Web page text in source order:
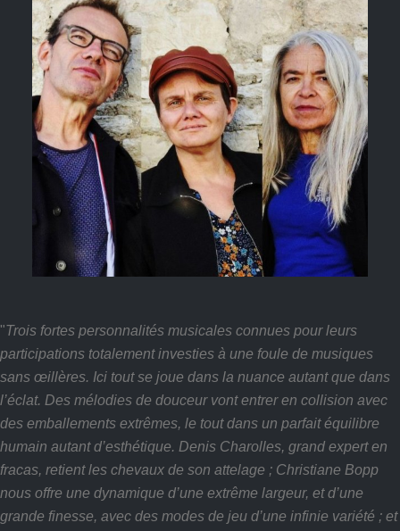
"Trois fortes personnalités musicales connues pour leurs
participations totalement investies à une foule de musiques
sans œillères. Ici tout se joue dans la nuance autant que dans
l’éclat. Des mélodies de douceur vont entrer en collision avec
des emballements extrêmes, le tout dans un parfait équilibre
humain autant d’esthétique. Denis Charolles, grand expert en
fracas, retient les chevaux de son attelage ; Christiane Bopp
nous offre une dynamique d’une extrême largeur, et d’une
grande finesse, avec des modes de jeu d’une infinie variété ; et